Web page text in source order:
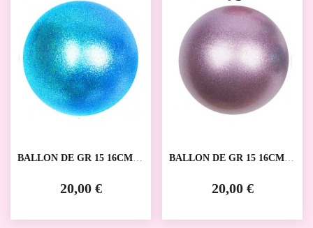
BALLON DE GR 15 16CM
20,00 €
BALLON DE GR 15 16CM
20,00 €